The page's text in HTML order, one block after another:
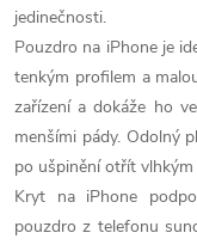
jedinečnosti.
Pouzdro na iPhone je
tenkým profilem a
zařízení a dokáže ho
menšími pády. Odolný
po ušpinění otřít vlhkým
Kryt na iPhone
pouzdro z telefonu